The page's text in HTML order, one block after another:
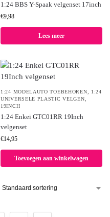
1:24 BBS Y-Spaak velgenset 17inch
€9,98
Lees meer
1:24 MODELAUTO TOEBEHOREN
1:24
UNIVERSELE PLASTIC VELGEN
19INCH
1:24 Enkei GTC01RR 19Inch
velgenset
€14,95
Toevoegen aan winkelwagen